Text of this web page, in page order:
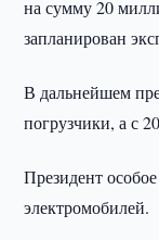
на сумму 20
запланирован
В дальнейшем
погрузчики, а с
Президент
электромобилей.